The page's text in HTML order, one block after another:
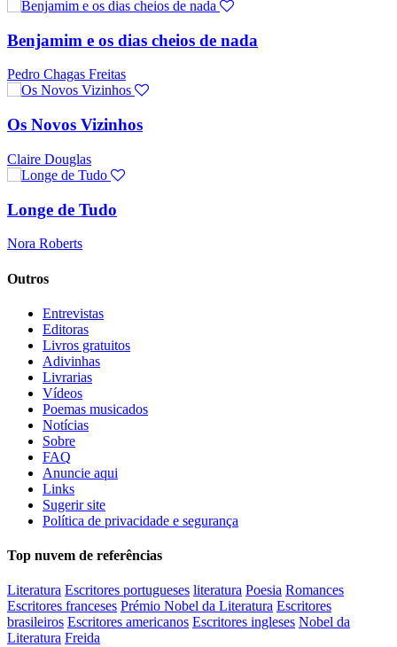
Benjamim e os dias cheios de nada
Pedro Chagas Freitas
Os Novos Vizinhos
Claire Douglas
Longe de Tudo
Nora Roberts
Outros
Entrevistas
Editoras
Livros gratuitos
Adivinhas
Livrarias
Vídeos
Poemas musicados
Notícias
Sobre
FAQ
Anuncie aqui
Links
Sugerir site
Política de privacidade e segurança
Top nuvem de referências
Literatura Escritores portugueses literatura Poesia Romances
Escritores franceses Prémio Nobel da Literatura Escritores
brasileiros Escritores americanos Escritores ingleses Nobel da
Literatura Freida